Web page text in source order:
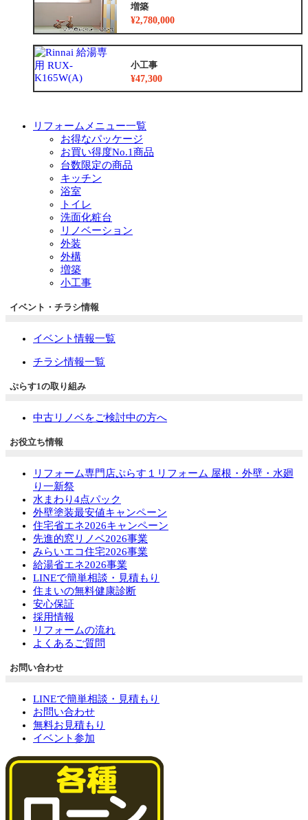
増築
¥2,780,000
小工事
¥47,300
リフォームメニュー一覧
お得なパッケージ
お買い得度No.1商品
台数限定の商品
キッチン
浴室
トイレ
洗面化粧台
リノベーション
外装
外構
増築
小工事
イベント・チラシ情報
イベント情報一覧
チラシ情報一覧
ぷらす1の取り組み
中古リノベをご検討中の方へ
お役立ち情報
リフォーム専門店ぷらす１リフォーム 屋根・外壁・水廻
り一新祭
水まわり4点パック
外壁塗装最安値キャンペーン
住宅省エネ2026キャンペーン
先進的窓リノベ2026事業
みらいエコ住宅2026事業
給湯省エネ2026事業
LINEで簡単相談・見積もり
住まいの無料健康診断
安心保証
採用情報
リフォームの流れ
よくあるご質問
お問い合わせ
LINEで簡単相談・見積もり
お問い合わせ
無料お見積もり
イベント参加